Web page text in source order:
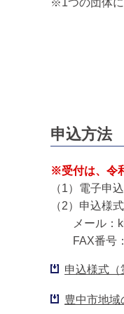
※1つの団体に
申込方法
※受付は、令
（1）電子
（2）申込様
メール：
FAX番号：
申込様式（
豊中市地域